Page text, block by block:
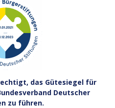
das Gütesiegel für
Deutscher
zu führen.